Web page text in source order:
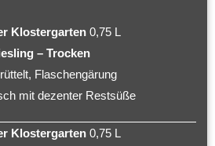
Klostergarten 0,75 L
– Trocken
Flaschengärung
mit dezenter Restsüße
Klostergarten 0,75 L